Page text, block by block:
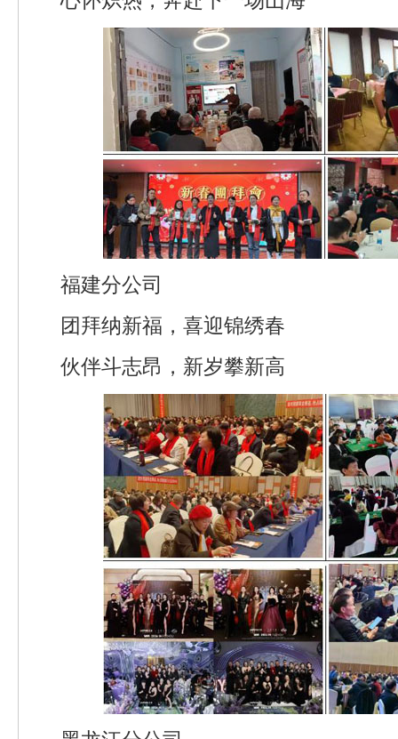
福建分公司
团拜纳新福，喜迎锦绣春
伙伴斗志昂，新岁攀新高